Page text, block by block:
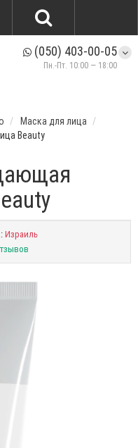
(050) 403-00-05
Пн.-Пт. 10:00 — 18:00
Маска для лица
Beauty
Израиль